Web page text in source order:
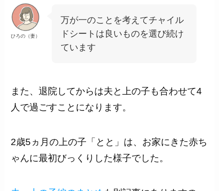
ひろの（妻）
万が一のことを考えてチャイル
ドシートは良いものを選び続け
ています
また、退院してからは夫と上の子も合わせて4
人で過ごすことになります。
2歳5ヵ月の上の子「とと」は、お家にきた赤ち
ゃんに最初びっくりした様子でした。